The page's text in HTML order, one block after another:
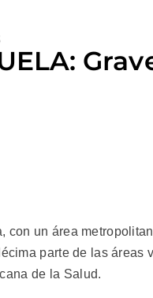
con un área
parte de las áreas
de la Salud.